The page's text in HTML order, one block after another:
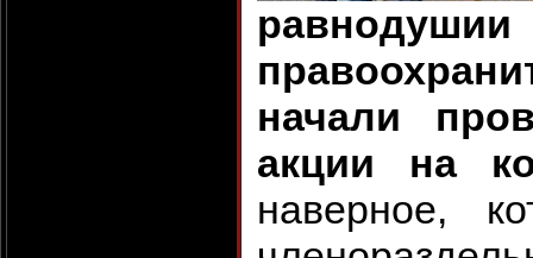
начали
акции на
наверное,